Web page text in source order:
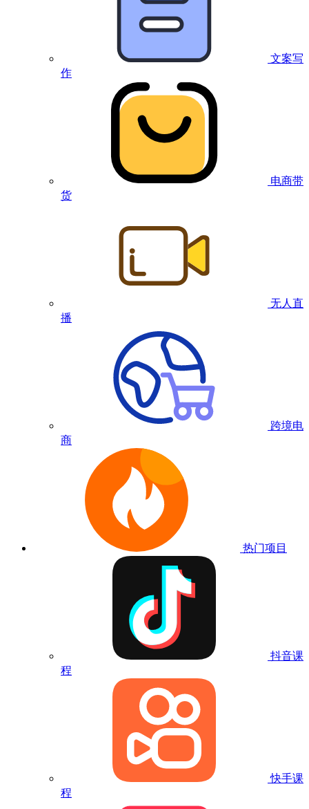
文案写
作
电商带
货
无人直
播
跨境电
商
热门项目
抖音课
程
快手课
程